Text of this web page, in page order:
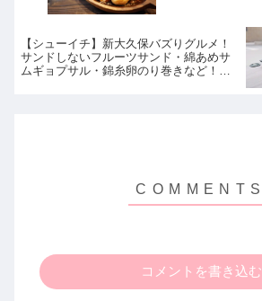
【シューイチ】新大久保バズりグルメ！
サンドしないフルーツサンド・綿あめサ
ムギョプサル・錦糸卵のり巻きなど！
コメントを書き込む